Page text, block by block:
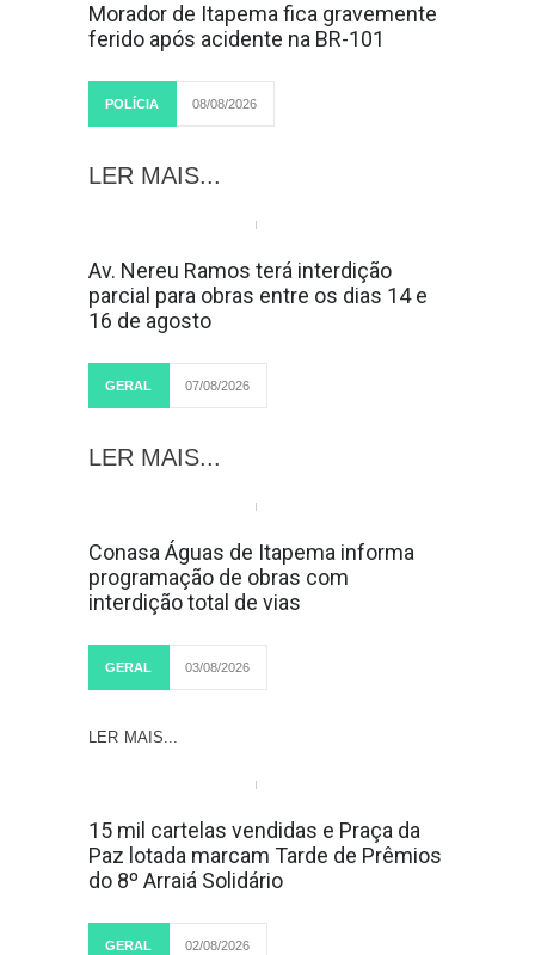
Morador de Itapema fica gravemente
ferido após acidente na BR-101
POLÍCIA 08/08/2026
LER MAIS...
Av. Nereu Ramos terá interdição
parcial para obras entre os dias 14 e
16 de agosto
GERAL 07/08/2026
LER MAIS...
Conasa Águas de Itapema informa
programação de obras com
interdição total de vias
GERAL 03/08/2026
LER MAIS...
15 mil cartelas vendidas e Praça da
Paz lotada marcam Tarde de Prêmios
do 8º Arraiá Solidário
GERAL 02/08/2026